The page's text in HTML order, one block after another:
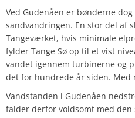
Ved Gudenåen er bønderne
sandvandringen. En stor del af
Tangeværket, hvis minimale
fylder Tange Sø op til et vist
vandet igennem turbinerne og
det for hundrede år siden. Med
Vandstanden i Gudenåen
falder derfor voldsomt med